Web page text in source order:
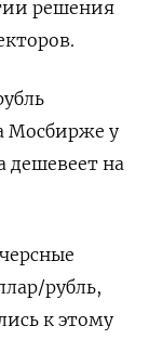
решения
Мосбирже у
дешевеет на
рубль,
к этому